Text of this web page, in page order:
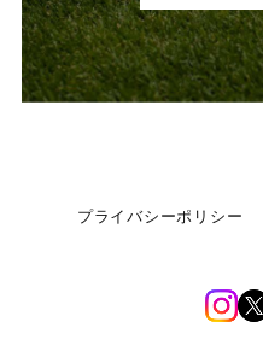
プライバシーポリシー